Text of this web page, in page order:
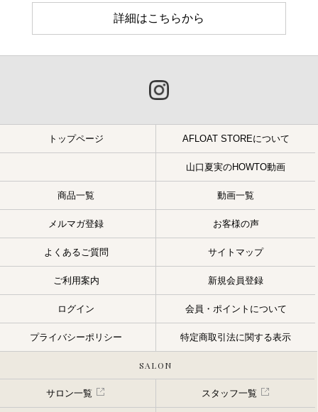
詳細はこちらから
トップページ AFLOAT STOREについて
山口夏実のHOWTO動画
商品一覧 動画一覧
メルマガ登録 お客様の声
よくあるご質問 サイトマップ
ご利用案内 新規会員登録
ログイン 会員・ポイントについて
プライバシーポリシー 特定商取引法に関する表示
SALON
サロン一覧 スタッフ一覧